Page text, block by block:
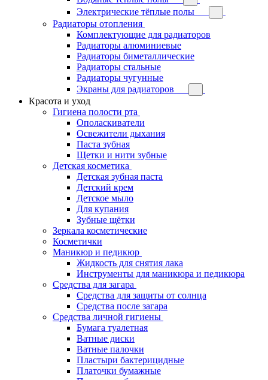
Электрические тёплые полы
Радиаторы отопления
Комплектующие для радиаторов
Радиаторы алюминиевые
Радиаторы биметаллические
Радиаторы стальные
Радиаторы чугунные
Экраны для радиаторов
Красота и уход
Гигиена полости рта
Ополаскиватели
Освежители дыхания
Паста зубная
Щетки и нити зубные
Детская косметика
Детская зубная паста
Детский крем
Детское мыло
Для купания
Зубные щётки
Зеркала косметические
Косметички
Маникюр и педикюр
Жидкость для снятия лака
Инструменты для маникюра и педикюра
Средства для загара
Средства для защиты от солнца
Средства после загара
Средства личной гигиены
Бумага туалетная
Ватные диски
Ватные палочки
Пластыри бактерицидные
Платочки бумажные